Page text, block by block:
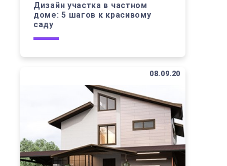
Дизайн участка в частном
доме: 5 шагов к красивому
саду
08.09.20